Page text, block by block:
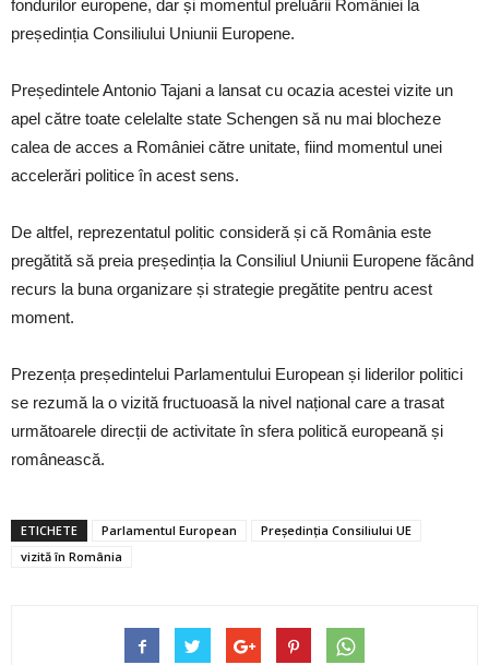
fondurilor europene, dar și momentul preluării României la
președinția Consiliului Uniunii Europene.
Președintele Antonio Tajani a lansat cu ocazia acestei vizite un
apel către toate celelalte state Schengen să nu mai blocheze
calea de acces a României către unitate, fiind momentul unei
accelerări politice în acest sens.
De altfel, reprezentatul politic consideră și că România este
pregătită să preia președinția la Consiliul Uniunii Europene făcând
recurs la buna organizare și strategie pregătite pentru acest
moment.
Prezența președintelui Parlamentului European și liderilor politici
se rezumă la o vizită fructuoasă la nivel național care a trasat
următoarele direcții de activitate în sfera politică europeană și
românească.
ETICHETE Parlamentul European
Președinția Consiliului UE
vizită în România